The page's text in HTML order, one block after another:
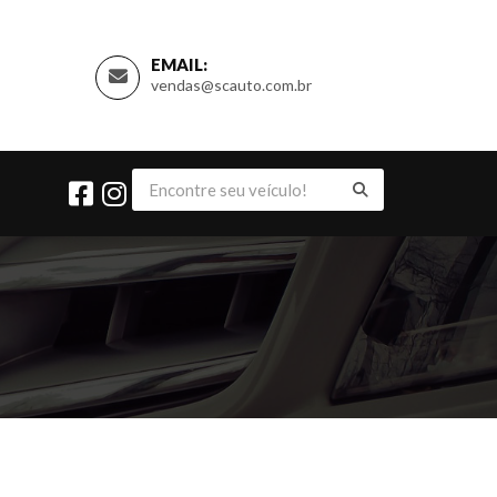
EMAIL:
vendas@scauto.com.br